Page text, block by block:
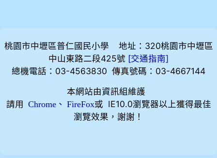
桃園市中壢區普仁國民小學 地址：320桃園市中壢區
中山東路二段425號 [交通指南]
總機電話：03-4563830 傳真號碼：03-4667144
本網站由資訊組維護
請用
Chrome、 FireFox或 IE10.0瀏覽器以上獲得最佳
瀏覽效果，謝謝！